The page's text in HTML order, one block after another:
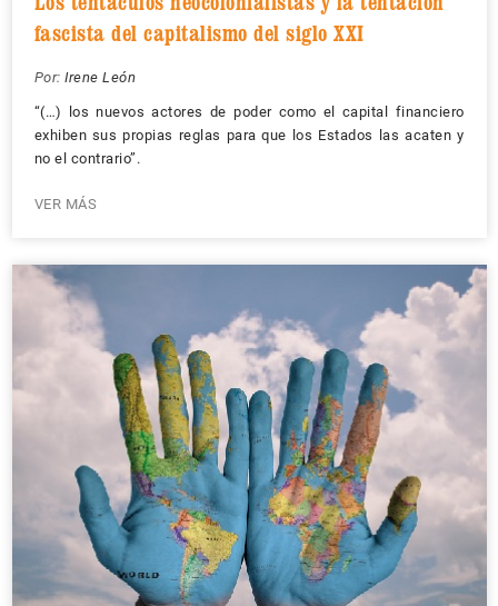
fascista del capitalismo del siglo XXI
Por: Irene León
“(…) los nuevos actores de poder como el capital financiero
exhiben sus propias reglas para que los Estados las acaten y
no el contrario”.
VER MÁS